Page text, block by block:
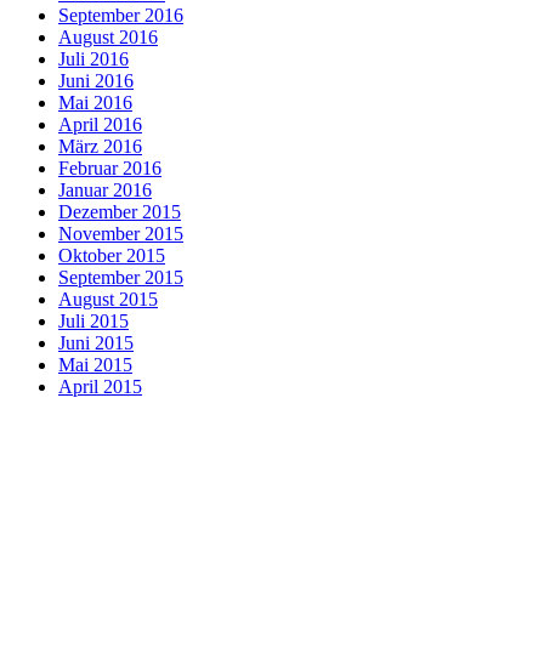
September 2016
August 2016
Juli 2016
Juni 2016
Mai 2016
April 2016
März 2016
Februar 2016
Januar 2016
Dezember 2015
November 2015
Oktober 2015
September 2015
August 2015
Juli 2015
Juni 2015
Mai 2015
April 2015